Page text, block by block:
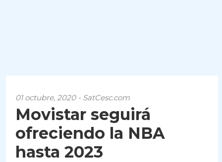
01 octubre, 2020 - SatCesc.com
Movistar seguirá
ofreciendo la NBA
hasta 2023